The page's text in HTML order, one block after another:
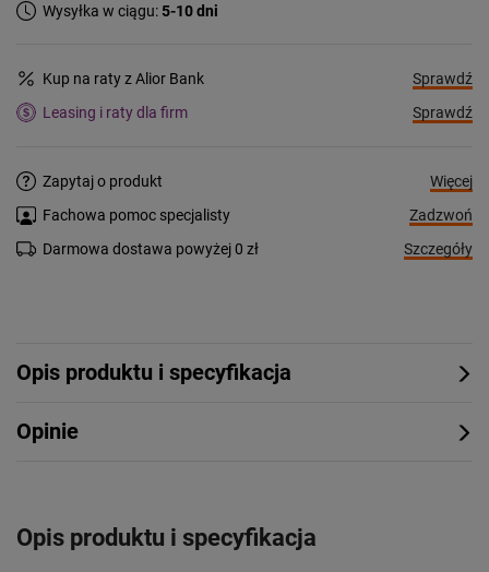
Wysyłka w ciągu:5-10 dni
Kup na raty z Alior Bank
Sprawdź
Leasing i raty dla firm
Sprawdź
Zapytaj o produkt
Więcej
Fachowa pomoc specjalisty
Zadzwoń
Darmowa dostawa powyżej 0 zł
Szczegóły
Opis produktu i specyfikacja
Opinie
Opis produktu i specyfikacja